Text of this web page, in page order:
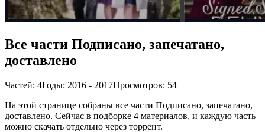
Все части Подписано, запечатано,
доставлено
Частей: 4Годы: 2016 - 2017Просмотров: 54
На этой странице собраны все части Подписано, запечатано,
доставлено. Сейчас в подборке 4 материалов, и каждую часть
можно скачать отдельно через торрент.